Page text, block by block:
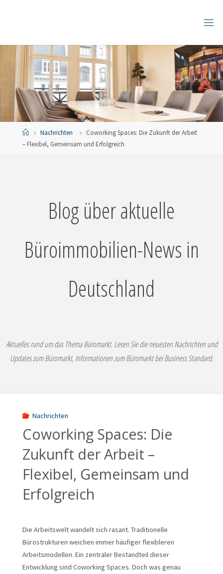
StartNachrichten
Coworking Spaces: Die Zukunft der Arbeit
– Flexibel, Gemeinsam und Erfolgreich
Blog über aktuelle
Büroimmobilien-News in
Deutschland
Aktuelles rund um das Thema Büromarkt. Lesen Sie die neuesten Nachrichten und
Updates zum Büromarkt, Informationen zum Büromarkt bei Business Standard.
Nachrichten
Coworking Spaces: Die
Zukunft der Arbeit –
Flexibel, Gemeinsam und
Erfolgreich
Die Arbeitswelt wandelt sich rasant. Traditionelle
Bürostrukturen weichen immer häufiger flexibleren
Arbeitsmodellen. Ein zentraler Bestandteil dieser
Entwicklung sind Coworking Spaces. Doch was genau